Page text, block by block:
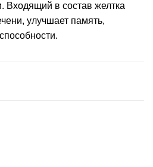
Входящий в состав желтка
улучшает память,